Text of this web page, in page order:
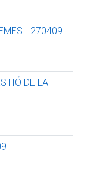
- 270409
DE LA